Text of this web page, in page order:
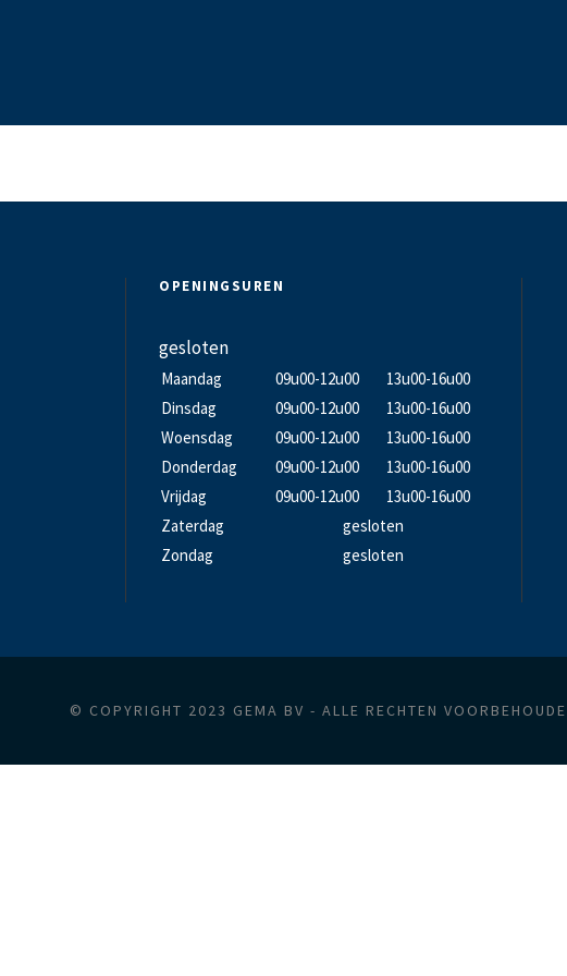
OPENINGSUREN
gesloten
Maandag 09u00-12u00
13u00-16u00
Dinsdag
09u00-12u00
13u00-16u00
Woensdag
09u00-12u00
13u00-16u00
Donderdag
09u00-12u00
13u00-16u00
Vrijdag
09u00-12u00
13u00-16u00
Zaterdag
gesloten
Zondag
gesloten
© COPYRIGHT 2023 GEMA BV - ALLE RECHTEN